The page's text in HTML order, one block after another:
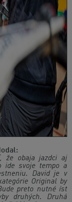
že obaja jazdci aj
ide svoje tempo a
David je v
Original by
preto nutné ísť
druhých. Druhá